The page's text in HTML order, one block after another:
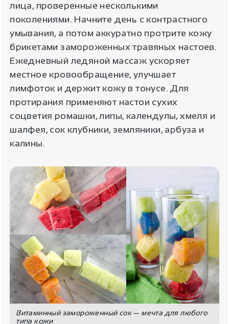
лица, проверенные несколькими
поколениями. Начните день с контрастного
умывания, а потом аккуратно протрите кожу
брикетами замороженных травяных настоев.
Ежедневный ледяной массаж ускоряет
местное кровообращение, улучшает
лимфоток и держит кожу в тонусе. Для
протирания применяют настои сухих
соцветия ромашки, липы, календулы, хмеля и
шалфея, сок клубники, земляники, арбуза и
калины.
Витаминный замороженный сок — мечта для любого
типа кожи